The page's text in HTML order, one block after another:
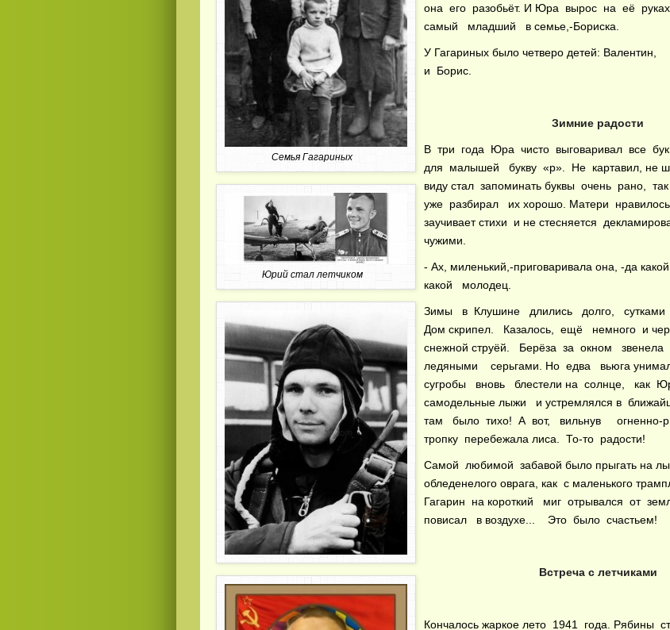
Семья Гагариных
Юрий стал летчиком
она его разобьёт. И Юра вырос на её
самый младший в семье,-Бориска.
У Гагариных было четверо детей:
и Борис.
Зимние радости
В три года Юра чисто выговаривал все
для малышей букву «р». Не картавил, не
виду стал запоминать буквы очень рано,
уже разбирал их хорошо. Матери
заучивает стихи и не стесняется
чужими.
- Ах, миленький,-приговаривала она, -да
какой молодец.
Зимы в Клушине длились долго,
Дом скрипел. Казалось, ещё немного и
снежной струёй. Берёза за окном
ледяными серьгами. Но едва вьюга
сугробы вновь блестели на солнце, как
самодельные лыжи и устремлялся в
там было тихо! А вот, вильнув огненно-
тропку перебежала лиса. То-то радости!
Самой любимой забавой было прыгать на
обледенелого оврага, как с маленького
Гагарин на короткий миг отрывался от
повисал в воздухе... Это было счастьем!
Встреча с летчиками
Кончалось жаркое лето 1941 года. Рябины